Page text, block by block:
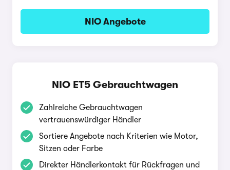
NIO Angebote
NIO ET5 Gebrauchtwagen
Zahlreiche Gebrauchtwagen
vertrauenswürdiger Händler
Sortiere Angebote nach Kriterien wie Motor,
Sitzen oder Farbe
Direkter Händlerkontakt für Rückfragen und